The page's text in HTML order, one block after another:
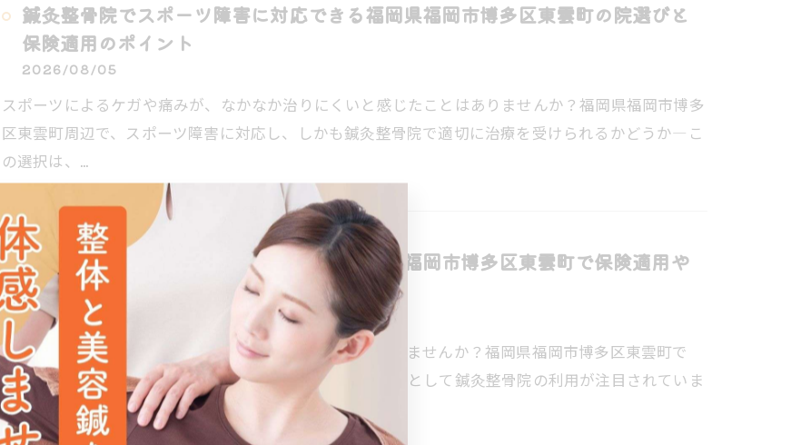
鍼灸整骨院でスポーツ障害に対応できる福岡県福岡市博多区東雲町の院選びと
保険適用のポイント
2026/08/05
スポーツによるケガや痛みが、なかなか治りにくいと感じたことはありませんか？福岡県福岡市博多
区東雲町周辺で、スポーツ障害に対応し、しかも鍼灸整骨院で適切に治療を受けられるかどうか―こ
の選択は、…
鍼灸整骨院で生理痛を緩和したい方へ福岡県福岡市博多区東雲町で保険適用や
口コミ情報も徹底解説
2026/08/04
生理痛の悩みをなかなか解消できず、つらい思いをしていませんか？福岡県福岡市博多区東雲町で
は、日常生活や仕事に支障をきたす生理痛へのアプローチとして鍼灸整骨院の利用が注目されていま
す。保険適…